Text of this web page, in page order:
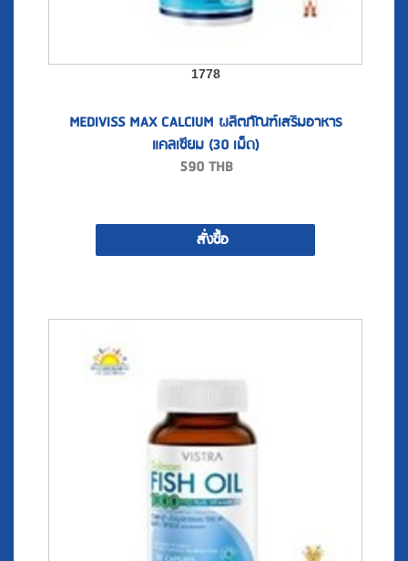
1778
MEDIVISS MAX CALCIUM ผลิตภัณฑ์เสริมอาหาร
แคลเซียม (30 เม็ด)
590 THB
สั่งซื้อ